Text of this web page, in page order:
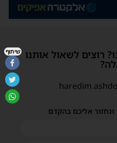
רוצים לשאול אותנו
ונחזור אליכם בהקדם
שיתוף